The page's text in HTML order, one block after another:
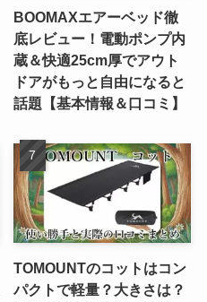
BOOMAXエアーベッド徹
底レビュー！電動ポンプ内
蔵＆快適25cm厚でアウト
ドアがもっと自由になると
話題【基本情報＆口コミ】
TOMOUNTのコットはコン
パクトで軽量？大きさは？